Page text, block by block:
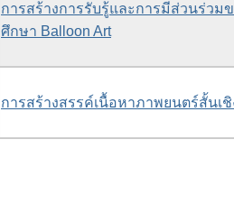
การสร้างการรับรู้และการมีส่วนร่ว
ศึกษา Balloon Art
การสร้างสรรค์เนื้อหาภาพยนตร์สั้น